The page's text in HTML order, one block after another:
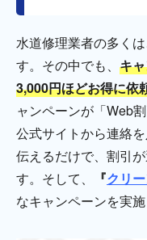
水道修理業者の多く
す。その中でも、 キ
3,000円ほどお得に依
ャンペーンが「Web
公式サイトから連絡
伝えるだけで、割引
す。そして、
『クリ
なキャンペーンを実施